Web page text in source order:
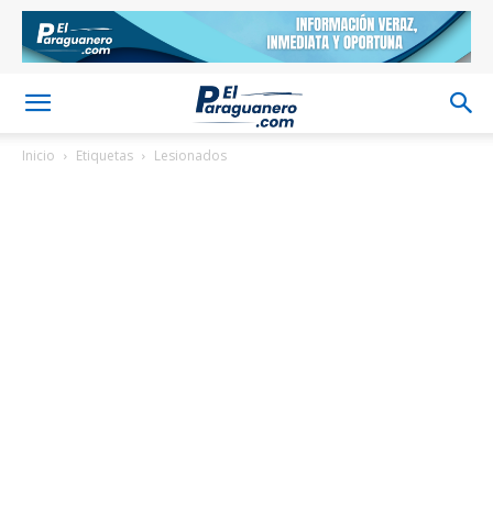
Inicio Etiquetas Lesionados